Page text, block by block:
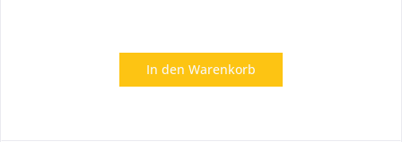
In den Warenkorb